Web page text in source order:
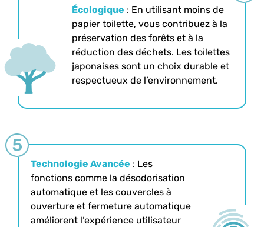
Écologique : En utilisant moins de
papier toilette, vous contribuez à la
préservation des forêts et à la
réduction des déchets. Les toilettes
japonaises sont un choix durable et
respectueux de l’environnement.
Technologie Avancée : Les
fonctions comme la désodorisation
automatique et les couvercles à
ouverture et fermeture automatique
améliorent l’expérience utilisateur